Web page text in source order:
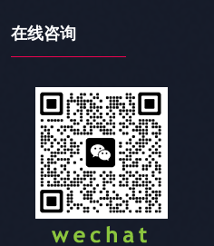
在线咨询